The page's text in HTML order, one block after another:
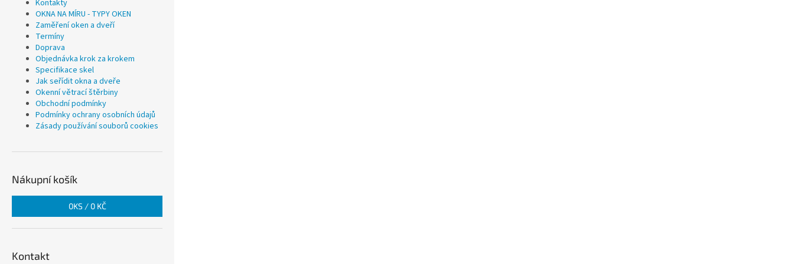
Kontakty
OKNA NA MÍRU - TYPY OKEN
Zaměření oken a dveří
Termíny
Doprava
Objednávka krok za krokem
Specifikace skel
Jak seřídit okna a dveře
Okenní větrací štěrbiny
Obchodní podmínky
Podmínky ochrany osobních údajů
Zásady používání souborů cookies
Nákupní košík
0KS / 0 KČ
Kontakt